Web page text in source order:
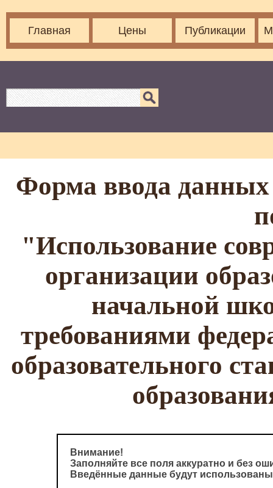
Главная Цены Публикации
Форма ввода данных
"Использование
организации
начальной
требованиями
образовательного
Внимание!
Заполняйте все поля аккуратно и без
Введённые данные будут